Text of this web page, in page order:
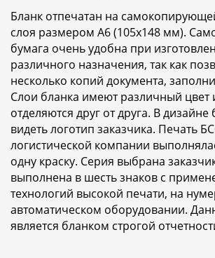
Бланк отпечатан на
слоя размером A6 (105x148 мм).
бумага очень удобна при
различного назначения, так как
несколько копий документа,
Слои бланка имеют различный цвет
отделяются друг от друга. В
видеть логотип заказчика. Печать
логистической компании
одну краску. Серия выбрана
выполнена в шесть знаков с
технологий высокой печати, на
автоматическом оборудовании.
является бланком строгой